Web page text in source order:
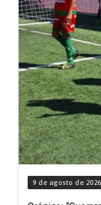
9 de agosto de 2026